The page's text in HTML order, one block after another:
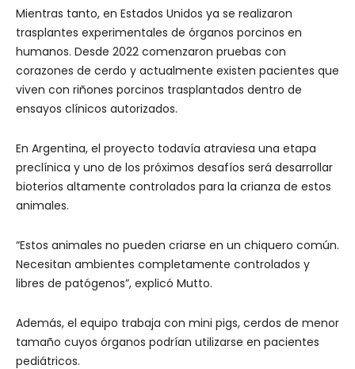
Mientras tanto, en Estados Unidos ya se realizaron
trasplantes experimentales de órganos porcinos en
humanos. Desde 2022 comenzaron pruebas con
corazones de cerdo y actualmente existen pacientes que
viven con riñones porcinos trasplantados dentro de
ensayos clínicos autorizados.
En Argentina, el proyecto todavía atraviesa una etapa
preclínica y uno de los próximos desafíos será desarrollar
bioterios altamente controlados para la crianza de estos
animales.
“Estos animales no pueden criarse en un chiquero común.
Necesitan ambientes completamente controlados y
libres de patógenos”, explicó Mutto.
Además, el equipo trabaja con mini pigs, cerdos de menor
tamaño cuyos órganos podrían utilizarse en pacientes
pediátricos.